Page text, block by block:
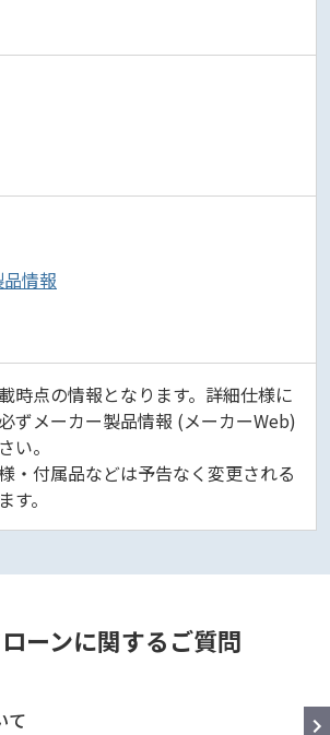
品情報
時点の情報となります。詳細仕様に
ずメーカー製品情報 (メーカーWeb)
い。
・付属品などは予告なく変更される
す。
ーンに関するご質問
て